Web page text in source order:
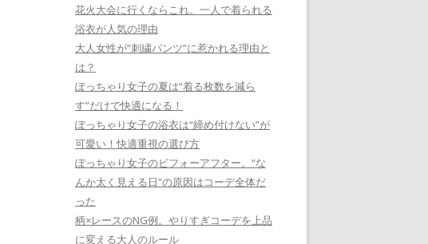
花火大会に行くならこれ。一人で着られる
浴衣が人気の理由
大人女性が“刺繍パンツ”に惹かれる理由と
は？
ぽっちゃり女子の夏は“着る枚数を減ら
す”だけで快適になる！
ぽっちゃり女子の浴衣は“締め付けない”が
可愛い！快適重視の選び方
ぽっちゃり女子のビフォーアフター。“な
んか太く見える日”の原因はコーデ全体だ
った
柄×レースのNG例。やりすぎコーデを上品
に変える大人のルール